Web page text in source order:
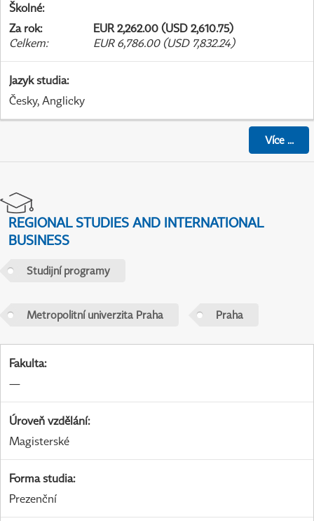
Školné:
Za rok:
EUR 2,262.00 (USD 2,610.75)
Celkem: EUR 6,786.00 (USD 7,832.24)
Jazyk studia:
Česky, Anglicky
Více...
REGIONAL STUDIES AND INTERNATIONAL
BUSINESS
Studijní programy
Metropolitní univerzita Praha Praha
Fakulta:
—
Úroveň vzdělání:
Magisterské
Forma studia:
Prezenční